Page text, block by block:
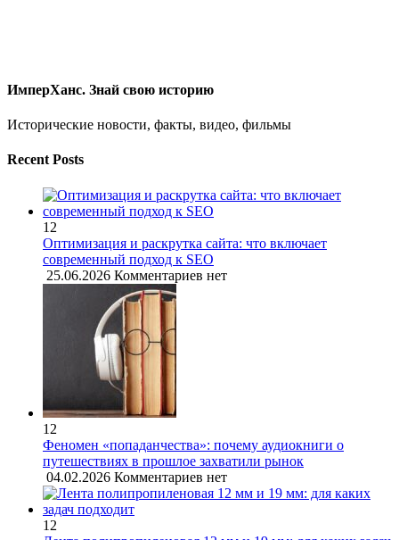
ИмперХанс. Знай свою историю
Исторические новости, факты, видео, фильмы
Recent Posts
12
Оптимизация и раскрутка сайта: что включает
современный подход к SEO
25.06.2026 Комментариев нет
12
Феномен «попаданчества»: почему аудиокниги о
путешествиях в прошлое захватили рынок
04.02.2026 Комментариев нет
12